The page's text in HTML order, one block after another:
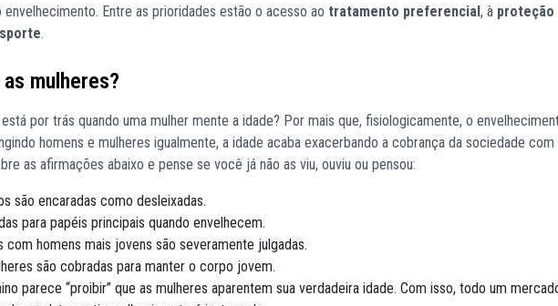
Entre as prioridades estão o acesso ao tratamento preferencial, à
.
mulheres?
por trás quando uma mulher mente a idade? Por mais que, fisiologicamente, o
homens e mulheres igualmente, a idade acaba exacerbando a cobrança da sociedade com
as afirmações abaixo e pense se você já não as viu, ouviu ou pensou:
são encaradas como desleixadas.
para papéis principais quando envelhecem.
com homens mais jovens são severamente julgadas.
são cobradas para manter o corpo jovem.
parece “proibir” que as mulheres aparentem sua verdadeira idade. Com isso, todo um